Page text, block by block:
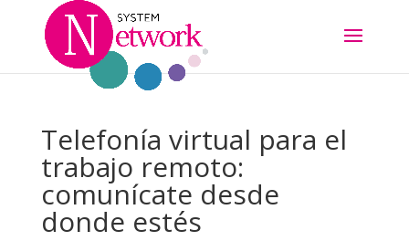
Telefonía virtual para el
trabajo remoto:
comunícate desde
donde estés